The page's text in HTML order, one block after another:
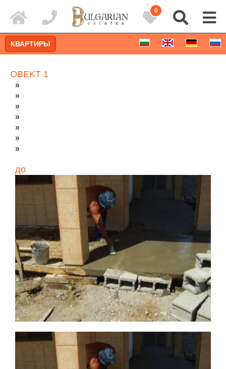
0
Расширенный поиск
КВАРТИРЫ
OBEKT 1
»
»
»
»
»
»
»
до